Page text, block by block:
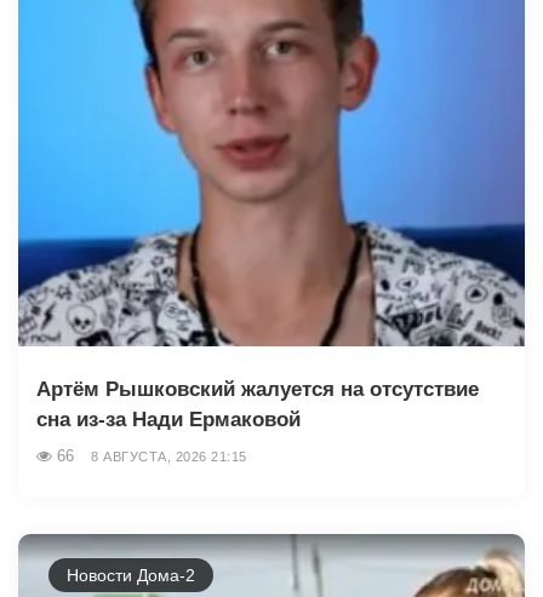
Артём Рышковский жалуется на отсутствие
сна из-за Нади Ермаковой
66 8 АВГУСТА, 2026 21:15
Новости Дома-2